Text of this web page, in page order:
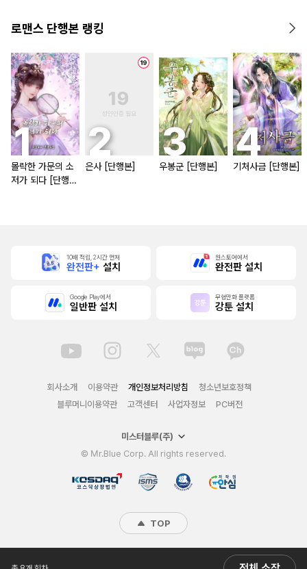
로맨스 단행본 랭킹
몰락한 가문의 소
저가 되다 [단행
은사 [단행본] 우봉군 [단행본] 기처사금 [단행본]
10배 적립, 2시간 먼저
완전판+ 설치
원스토어에서
완전판 설치
Google Play에서
일반판 설치
무협만화 플랫폼
강툰 설치
회사소개 이용약관 개인정보처리방침
청소년보호정책
블루머니이용약관
고객센터 사업자정보 PC버전
미스터블루(주)
© Mr.Blue Corp. All rights reserved.
TOP